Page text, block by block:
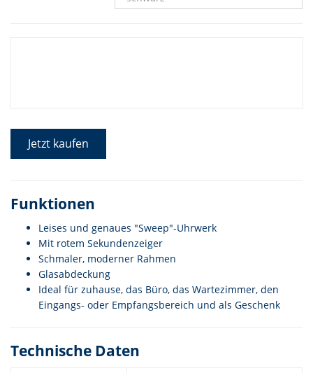
Jetzt kaufen
Funktionen
Leises und genaues "Sweep"-Uhrwerk
Mit rotem Sekundenzeiger
Schmaler, moderner Rahmen
Glasabdeckung
Ideal für zuhause, das Büro, das Wartezimmer, den
Eingangs- oder Empfangsbereich und als Geschenk
Technische Daten